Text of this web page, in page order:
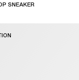
SNEAKER